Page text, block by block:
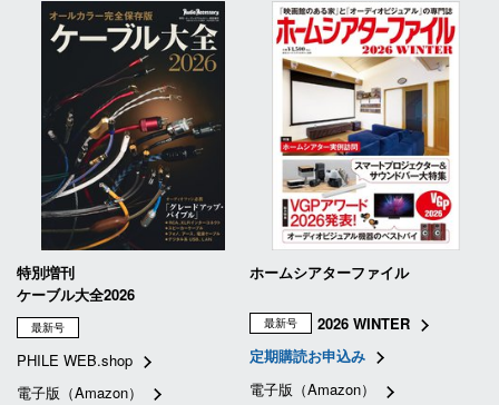
特別増刊
ケーブル大全2026
最新号
PHILE WEB.shop
電子版（Amazon）
ホームシアターファイル
最新号
2026 WINTER
定期購読お申込み
電子版（Amazon）